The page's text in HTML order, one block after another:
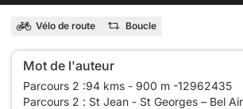
Vélo de route Boucle
Mot de l'auteur
Parcours 2 :94 kms - 900 m -12962435
Parcours 2 : St Jean - St Georges – Bel Air – Grabels – St